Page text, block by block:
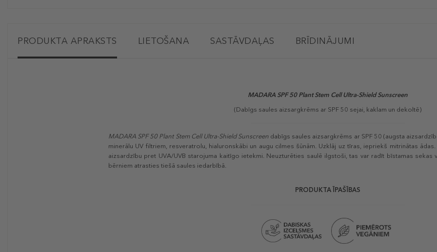
PRODUKTA APRAKSTS LIETOŠANA SASTĀVDAĻAS BRĪDINĀJUMI
MADARA SPF 50 Plant Stem Cell Ultra-Shield Sunscreen
(Dabīgs saules aizsargkrēms ar SPF 50 sejai, kaklam un dekoltē)
MADARA SPF 50 Plant Stem Cell Ultra-Shield Sunscreen dabīgs saules aizsargkrēms ar SPF 50 (augsta
minerālu UV filtriem, resveratrolu, hialuronskābi un augu cilmes šūnām. Uzklāj uz tīras, iepriekš mitrinātas
aizsardzību pret UVA/UVB starojuma kaitīgo ietekmi. Neuzturēties saulē ilgstoši, tas var radīt bīstamas sekas
bērniem atrasties tiešā saules iedarbībā.
PRODUKTA ĪPAŠĪBAS